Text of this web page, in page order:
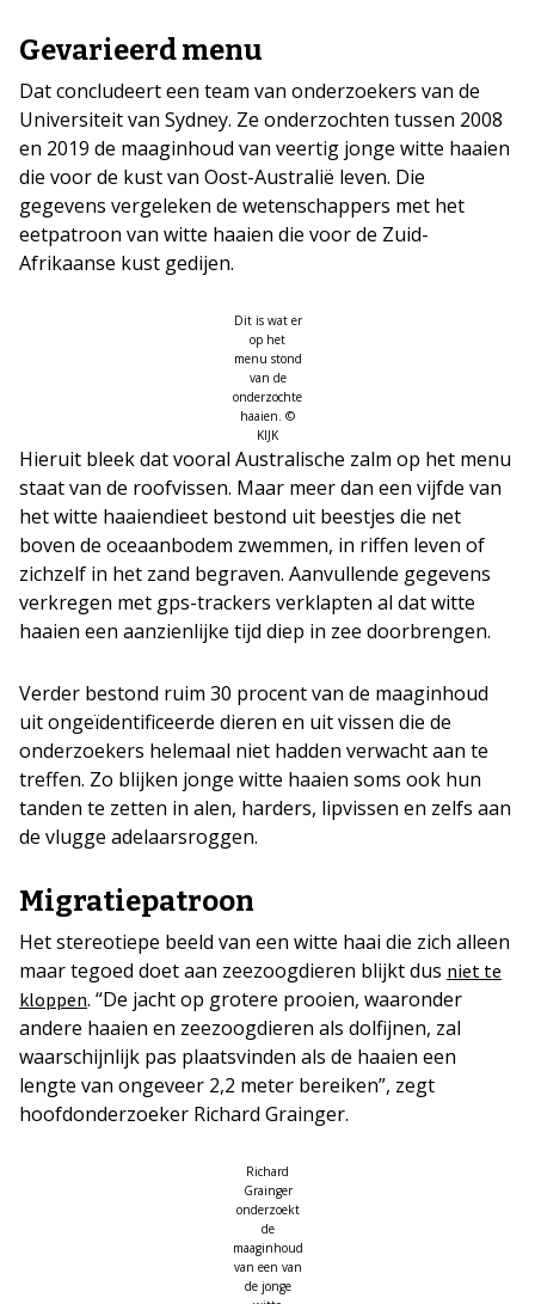
Gevarieerd menu
Dat concludeert een team van onderzoekers van de
Universiteit van Sydney. Ze onderzochten tussen 2008
en 2019 de maaginhoud van veertig jonge witte haaien
die voor de kust van Oost-Australië leven. Die
gegevens vergeleken de wetenschappers met het
eetpatroon van witte haaien die voor de Zuid-
Afrikaanse kust gedijen.
Dit is wat er
op het
menu stond
van de
onderzochte
haaien. ©
KIJK
Hieruit bleek dat vooral Australische zalm op het menu
staat van de roofvissen. Maar meer dan een vijfde van
het witte haaiendieet bestond uit beestjes die net
boven de oceaanbodem zwemmen, in riffen leven of
zichzelf in het zand begraven. Aanvullende gegevens
verkregen met gps-trackers verklapten al dat witte
haaien een aanzienlijke tijd diep in zee doorbrengen.
Verder bestond ruim 30 procent van de maaginhoud
uit ongeïdentificeerde dieren en uit vissen die de
onderzoekers helemaal niet hadden verwacht aan te
treffen. Zo blijken jonge witte haaien soms ook hun
tanden te zetten in alen, harders, lipvissen en zelfs aan
de vlugge adelaarsroggen.
Migratiepatroon
Het stereotiepe beeld van een witte haai die zich alleen
maar tegoed doet aan zeezoogdieren blijkt dus niet te
kloppen. “De jacht op grotere prooien, waaronder
andere haaien en zeezoogdieren als dolfijnen, zal
waarschijnlijk pas plaatsvinden als de haaien een
lengte van ongeveer 2,2 meter bereiken”, zegt
hoofdonderzoeker Richard Grainger.
Richard
Grainger
onderzoekt
de
maaginhoud
van een van
de jonge